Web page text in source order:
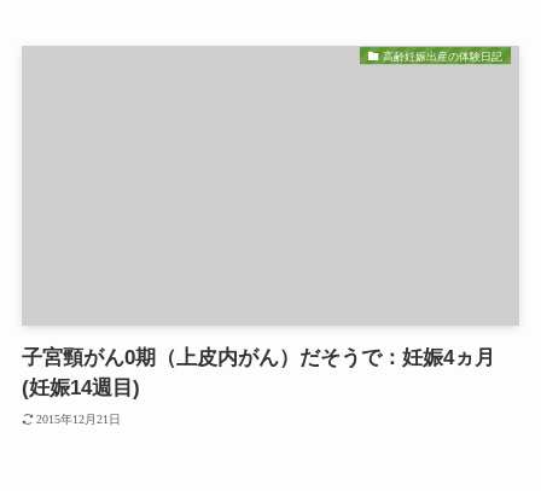
高齢妊娠出産の体験日記
子宮頸がん0期（上皮内がん）だそうで：妊娠4ヵ月
(妊娠14週目)
2015年12月21日